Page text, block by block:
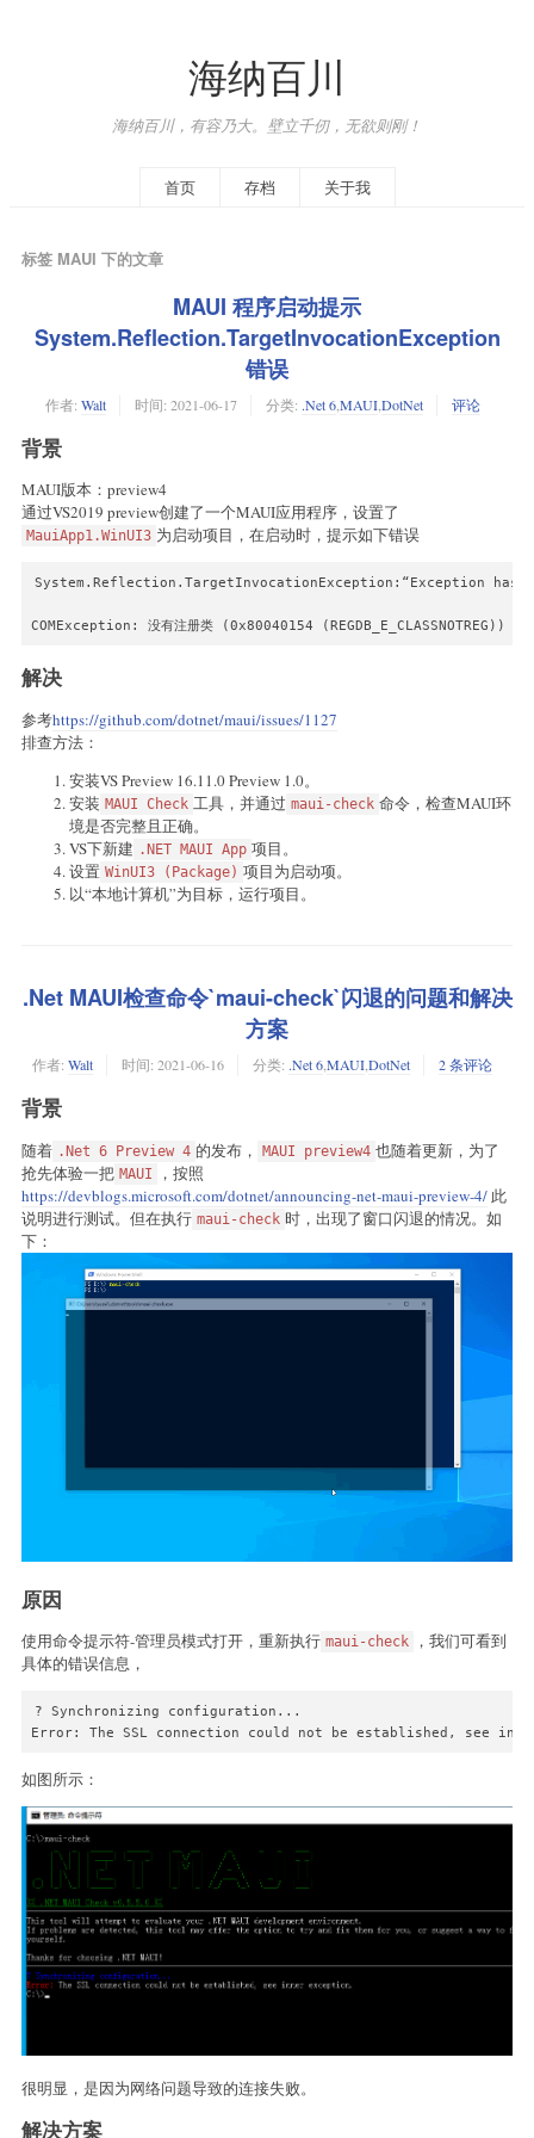
海纳百川
海纳百川，有容乃大。壁立千仞，无欲则刚！
首页 存档 关于我
标签 MAUI 下的文章
MAUI 程序启动提示
System.Reflection.TargetInvocationException
错误
作者: Walt 时间: 2021-06-17 分类: .Net 6,MAUI,DotNet 评论
背景
MAUI版本：preview4
通过VS2019 preview创建了一个MAUI应用程序，设置了
MauiApp1.WinUI3 为启动项目，在启动时，提示如下错误
System.Reflection.TargetInvocationException:“Exception
COMException: 没有注册类 (0x80040154 (REGDB_E_CLASSNOTREG))
解决
参考https://github.com/dotnet/maui/issues/1127
排查方法：
安装VS Preview 16.11.0 Preview 1.0。
安装 MAUI Check 工具，并通过 maui-check 命令，检查MAUI环
境是否完整且正确。
VS下新建 .NET MAUI App 项目。
设置 WinUI3 (Package) 项目为启动项。
以“本地计算机”为目标，运行项目。
.Net MAUI检查命令`maui-check`闪退的问题和解决
方案
作者: Walt 时间: 2021-06-16 分类: .Net 6,MAUI,DotNet 2 条评论
背景
随着 .Net 6 Preview 4 的发布， MAUI preview4 也随着更新，为了
抢先体验一把 MAUI
，按照
https://devblogs.microsoft.com/dotnet/announcing-net-maui-preview-4/ 此
说明进行测试。但在执行 maui-check 时，出现了窗口闪退的情况。如
下：
原因
使用命令提示符-管理员模式打开，重新执行 maui-check
，我们可看到
具体的错误信息，
? Synchronizing configuration...
Error: The SSL connection could not be established, see
如图所示：
很明显，是因为网络问题导致的连接失败。
解决方案